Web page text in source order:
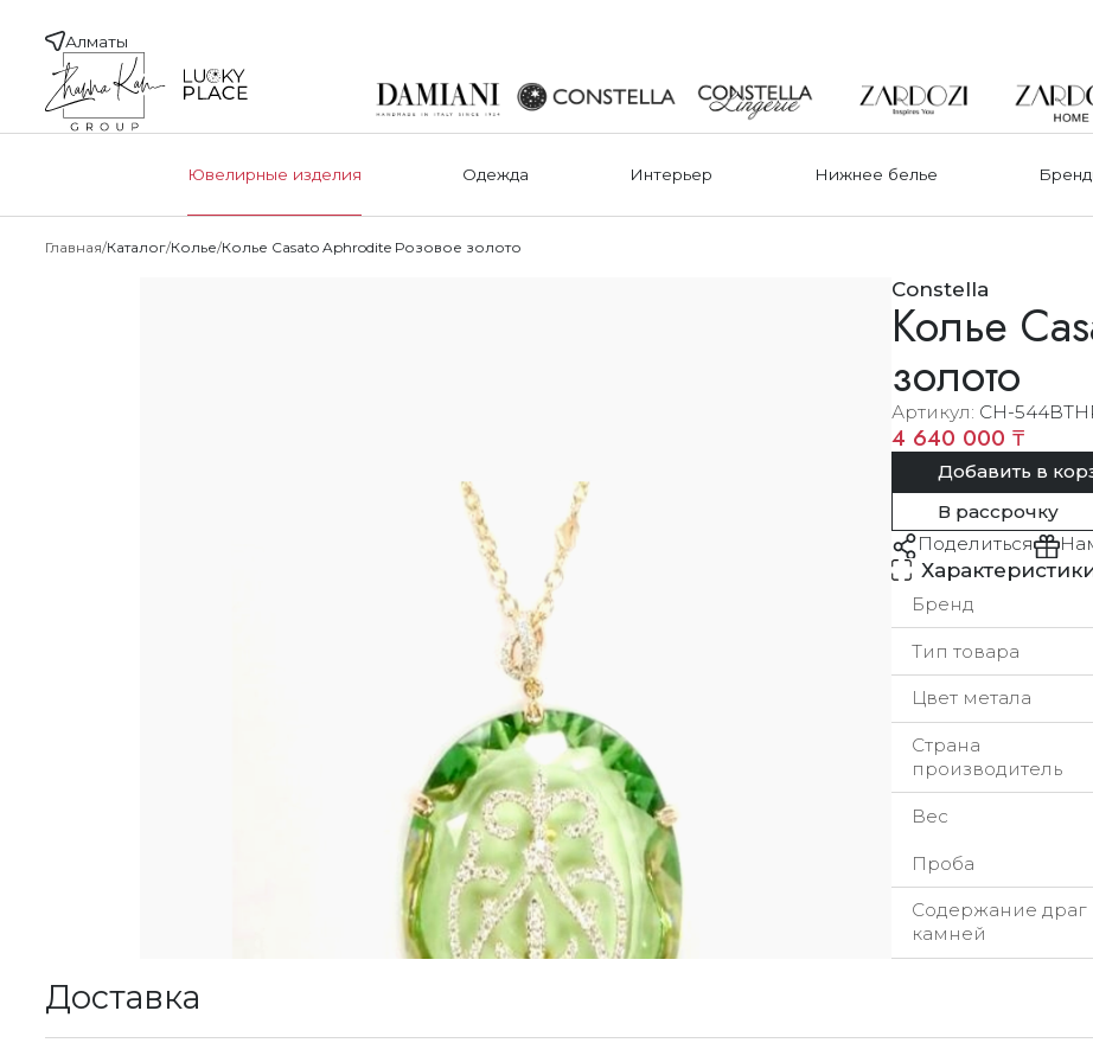
Алматы
Ювелирные изделия Одежда Интерьер Нижнее белье
Главная Каталог Колье Колье Casato Aphrodite Розовое золото
Constella
Колье
золото
Артикул CH-
4 640 000 ₸
Добавить в
В рассрочку
Поделиться
Бренд
Тип товара
Цвет метала
Страна
производитель
Вес
Проба
Содержание драг
камней
Доставка